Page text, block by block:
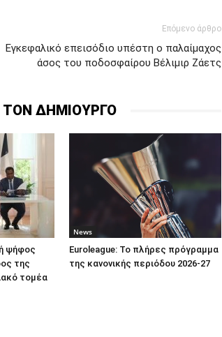
Επόμενο άρθρο
Εγκεφαλικό επεισόδιο υπέστη ο παλαίμαχος
άσος του ποδοσφαίρου Βέλιμιρ Ζάετς
ΤΟΝ ΔΗΜΙΟΥΡΓΟ
ψήφος
της
τομέα
News
Euroleague: Το πλήρες πρόγραμμα
της κανονικής περιόδου 2026-27